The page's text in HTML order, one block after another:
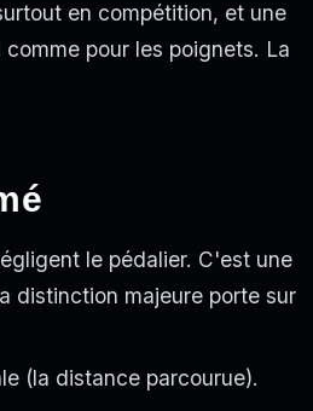
en compétition, et une
pour les poignets. La
le pédalier. C'est une
distinction majeure porte sur
(la distance parcourue).